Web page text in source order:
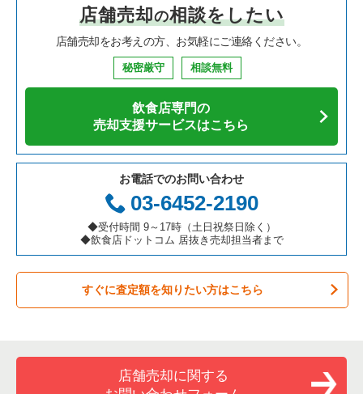
焼肉の居抜き売却物件の案件一覧
鉄板焼き・お好み焼の居抜き売却物件の案件一覧
カフェの居抜き売却物件の案件一覧
テイクアウトの居抜き売却物件の案件一覧
お弁当・惣菜・デリの居抜き売却物件の案件一覧
カラオケ・パブ・スナックの居抜き売却物件の案件一覧
バーの居抜き売却物件の案件一覧
居酒屋・ダイニングバーの居抜き売却物件の案件一覧
大阪府の飲食店の居抜き売却物件の案件一覧
兵庫県の飲食店の居抜き売却物件の案件一覧
愛知県の飲食店の居抜き売却物件の案件一覧
岐阜県の飲食店の居抜き売却物件の案件一覧
三重県の飲食店の居抜き売却物件の案件一覧
市川市の飲食店の居抜き売却物件の案件一覧
松戸市の飲食店の居抜き売却物件の案件一覧
袖ヶ浦市の飲食店の居抜き売却物件の案件一覧
君津市の飲食店の居抜き売却物件の案件一覧
習志野市の飲食店の居抜き売却物件の案件一覧
千葉市美浜区の飲食店の居抜き売却物件の案件一覧
佐倉市の飲食店の居抜き売却物件の案件一覧
四街道市の飲食店の居抜き売却物件の案件一覧
千葉県の中華の居抜き売却物件の案件一覧
千葉県のそば・うどんの居抜き売却物件の案件一覧
千葉県の焼肉の居抜き売却物件の案件一覧
千葉県の鉄板焼き・お好み焼の居抜き売却物件の案件一覧
千葉県のアジア料理の居抜き売却物件の案件一覧
千葉県のカフェの居抜き売却物件の案件一覧
千葉県のテイクアウトの居抜き売却物件の案件一覧
千葉県のお弁当・惣菜・デリの居抜き売却物件の案件一覧
千葉県のバーの居抜き売却物件の案件一覧
店舗売却の相談をしたい
店舗売却をお考えの方、お気軽にご連絡ください。
秘密厳守 相談無料
飲食店専門の
売却支援サービスはこちら
お電話でのお問い合わせ
03-6452-2190
◆受付時間 9～17時（土日祝祭日除く）
◆飲食店ドットコム 居抜き売却担当者まで
すぐに査定額を知りたい方はこちら
店舗売却に関する